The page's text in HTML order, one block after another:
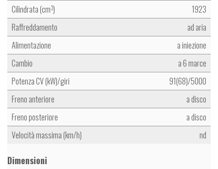
Cilindrata (cm3)
1923
Raffreddamento
ad aria
Alimentazione
a iniezione
Cambio
a 6 marce
Potenza CV (kW)/giri
91(68)/5000
Freno anteriore
a disco
Freno posteriore
a disco
Velocità massima (km/h)
nd
Dimensioni